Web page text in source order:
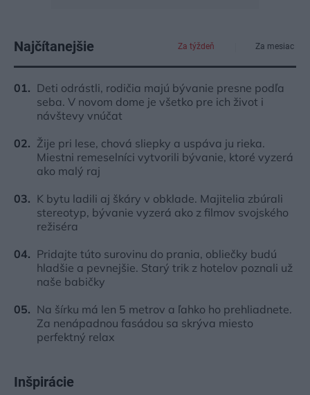
Najčítanejšie Za týždeň Za mesiac
Deti odrástli, rodičia majú bývanie presne podľa
seba. V novom dome je všetko pre ich život i
návštevy vnúčat
Žije pri lese, chová sliepky a uspáva ju rieka.
Miestni remeselníci vytvorili bývanie, ktoré vyzerá
ako malý raj
K bytu ladili aj škáry v obklade. Majitelia zbúrali
stereotyp, bývanie vyzerá ako z filmov svojského
režiséra
Pridajte túto surovinu do prania, obliečky budú
hladšie a pevnejšie. Starý trik z hotelov poznali už
naše babičky
Na šírku má len 5 metrov a ľahko ho prehliadnete.
Za nenápadnou fasádou sa skrýva miesto
perfektný relax
Inšpirácie